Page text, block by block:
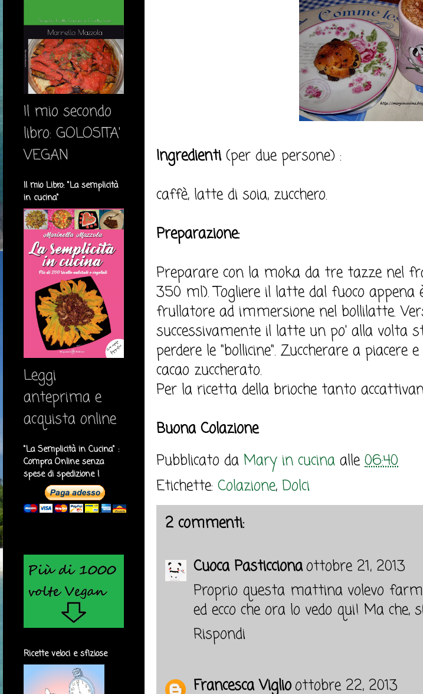
Ingredienti(per due persone) :
caffè, latte di soia, zucchero.
Preparazione:
Preparare con la moka da tre tazze nel
350 ml). Togliere il latte dal fuoco appena
frullatore ad immersione nel bollilatte.
successivamente il latte un po' alla volta
perdere le "bollicine". Zuccherare a
cacao zuccherato.
Per la ricetta della brioche tanto
Buona Colazione
Pubblicato da Mary in cucina alle 06:40
Etichette: Colazione, Dolci
2 commenti:
Cuoca Pasticcionaottobre 21, 2013
Proprio questa mattina volevo
ed ecco che ora lo vedo qui! Ma che,
Rispondi
Francesca Viglioottobre 22, 2013
Il mio secondo
libro: GOLOSITA'
VEGAN
Il mio Libro: "La semplicità
in cucina"
Leggi
anteprima e
acquista online
"La Semplicità in Cucina" :
Compra Online senza
spese di spedizione !
Ricette veloci e sfiziose